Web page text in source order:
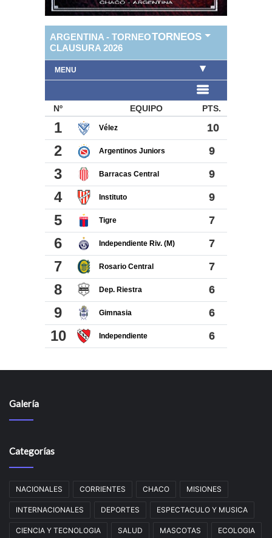
Galería
Categorías
NACIONALES CORRIENTES CHACO MISIONES
INTERNACIONALES DEPORTES ESPECTACULO Y MUSICA
CIENCIA Y TECNOLOGIA SALUD MASCOTAS ECOLOGIA